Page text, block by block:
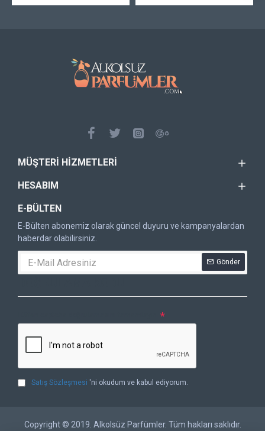
MÜŞTERI HIZMETLERI
HESABIM
E-BÜLTEN
E-Bülten abonemiz olarak güncel duyuru ve kampanyalardan
haberdar olabilirsiniz.
Gönder
Satış Sözleşmesi 'ni okudum ve kabul ediyorum.
Copyright © 2019. Alkolsüz Parfümler. Tüm hakları saklıdır.